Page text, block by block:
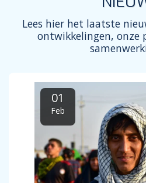
Lees hier het laatste
ontwikkelingen, onze
01
Feb